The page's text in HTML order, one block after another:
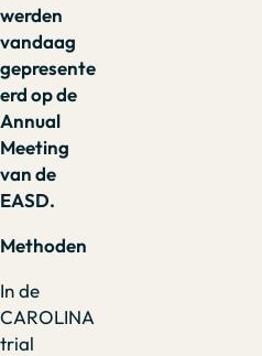
werden
vandaag
gepresente
erd op de
Annual
Meeting
van de
EASD.
Methoden
In de
CAROLINA
trial